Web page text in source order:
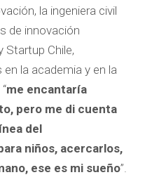
la ingeniera civil
de innovación
Chile,
la academia y en la
me encantaría
pero me di cuenta
del
niños, acercarlos,
ese es mi sueño”.